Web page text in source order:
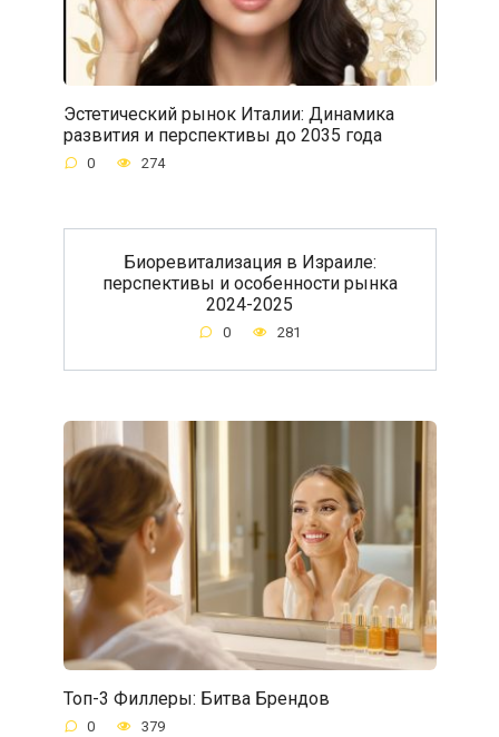
Эстетический рынок Италии: Динамика
развития и перспективы до 2035 года
0 274
Биоревитализация в Израиле:
перспективы и особенности рынка
2024-2025
0 281
Топ-3 Филлеры: Битва Брендов
0 379